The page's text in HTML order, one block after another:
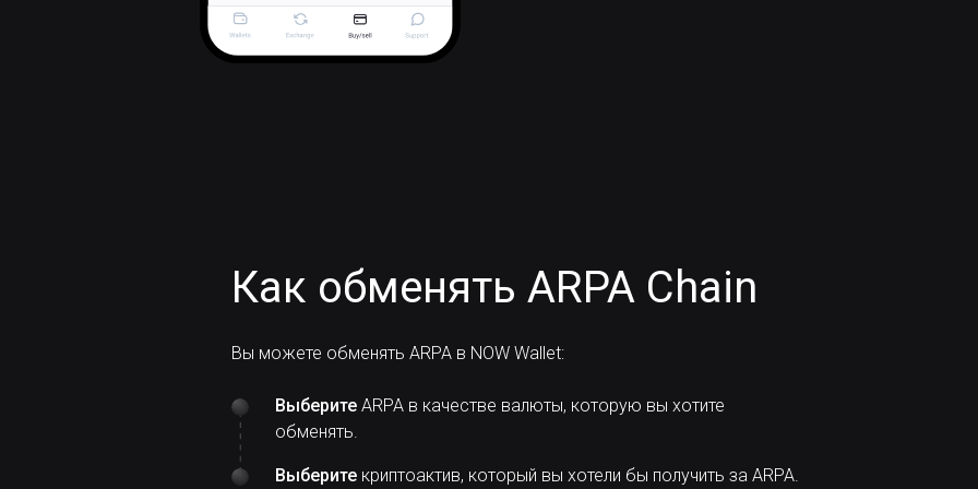
Как обменять ARPA Chain
Вы можете обменять ARPA в NOW Wallet:
Выберите ARPA в качестве валюты, которую вы хотите
обменять.
Выберите криптоактив, который вы хотели бы получить за ARPA.